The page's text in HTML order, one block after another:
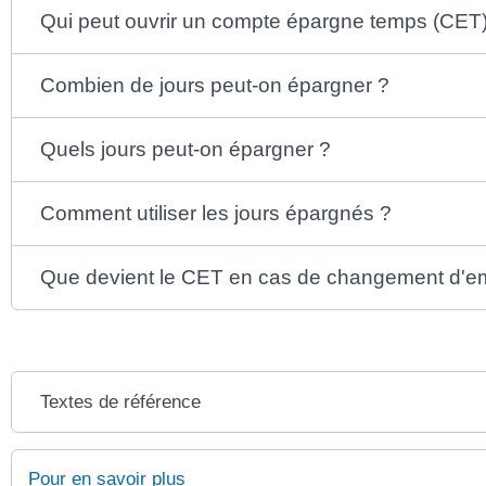
Qui peut ouvrir un compte épargne temps
Combien de jours peut-on épargner ?
Quels jours peut-on épargner ?
Comment utiliser les jours épargnés ?
Que devient le CET en cas de changement
Textes de référence
Pour en savoir plus